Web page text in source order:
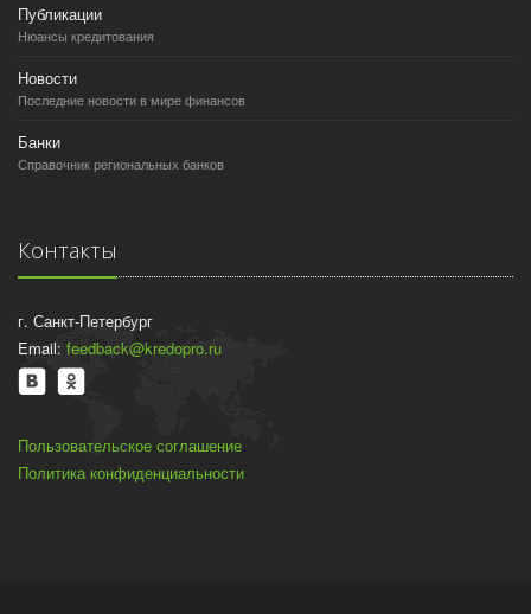
Публикации
Нюансы кредитования
Новости
Последние новости в мире финансов
Банки
Справочник региональных банков
Контакты
г. Санкт-Петербург
Email: feedback@kredopro.ru
Пользовательское соглашение
Политика конфиденциальности